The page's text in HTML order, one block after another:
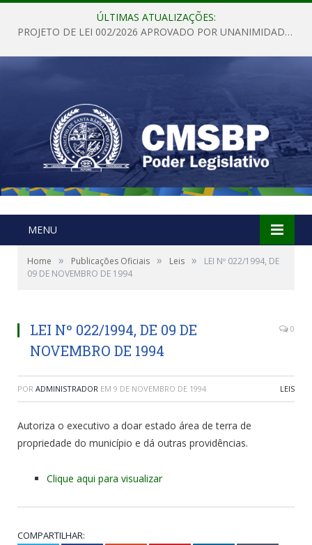
ÚLTIMAS ATUALIZAÇÕES:
PROJETO DE LEI 002/2026 APROVADO POR UNANIMIDADE EM SESSÃO ORDINÁRIA NESTA QUINTA – FEIRA 28 DE MAIO DE 2026
MENU
Home » Publicações Oficiais » Leis »
LEI Nº 022/1994, DE
09 DE NOVEMBRO DE 1994
LEI Nº 022/1994, DE 09 DE
NOVEMBRO DE 1994
0
POR ADMINISTRADOR EM 9 DE NOVEMBRO DE 1994 LEIS
Autoriza o executivo a doar estado área de terra de
propriedade do município e dá outras providências.
Clique aqui para visualizar
COMPARTILHAR: